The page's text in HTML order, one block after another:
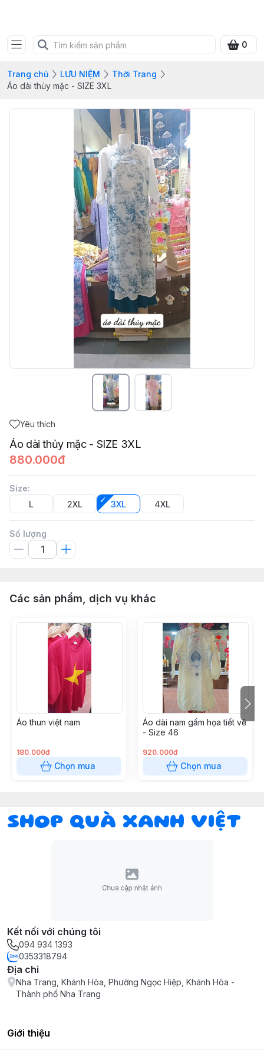
0
Trang chủ LƯU NIỆM
Thời Trang
Áo dài thủy mặc - SIZE 3XL
Yêu thích
Áo dài thủy mặc - SIZE 3XL
880.000đ
Size:
L
2XL 3XL 4XL
Số lượng
Các sản phẩm, dịch vụ khác
Áo thun việt nam
180.000đ
Chọn mua
Áo dài nam gấm họa tiết vẽ
- Size 46
920.000đ
Chọn mua
SHOP QUÀ XANH VIỆT
Kết nối với chúng tôi
094 934 1393
0353318794
Địa chỉ
Nha Trang, Khánh Hòa, Phường Ngọc Hiệp, Khánh Hòa -
Thành phố Nha Trang
Giới thiệu